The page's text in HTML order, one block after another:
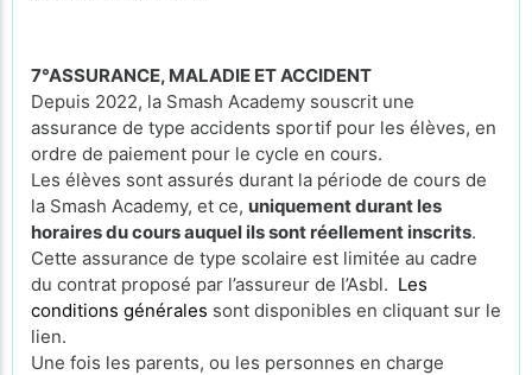
7°ASSURANCE, MALADIE ET ACCIDENT
Depuis 2022, la Smash Academy souscrit une
assurance de type accidents sportif pour les élèves, en
ordre de paiement pour le cycle en cours.
Les élèves sont assurés durant la période de cours de
la Smash Academy, et ce, uniquement durant les
horaires du cours auquel ils sont réellement inscrits.
Cette assurance de type scolaire est limitée au cadre
du contrat proposé par l’assureur de l’Asbl. Les
conditions générales sont disponibles en cliquant sur le
lien.
Une fois les parents, ou les personnes en charge